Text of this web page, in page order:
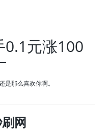
0.1元涨100
是那么喜欢你啊。
网